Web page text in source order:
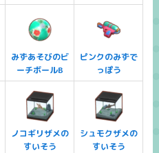
みずあそびのビ
ーチボールB
ピンクのみずで
っぽう
ノコギリザメの
すいそう
シュモクザメの
すいそう